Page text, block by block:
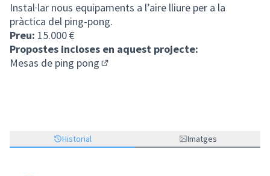
Instal·lar nous equipaments a l’aire lliure per a la
pràctica del ping-pong.
Preu: 15.000 €
Propostes incloses en aquest projecte:
Mesas de ping pong
Historial Imatges